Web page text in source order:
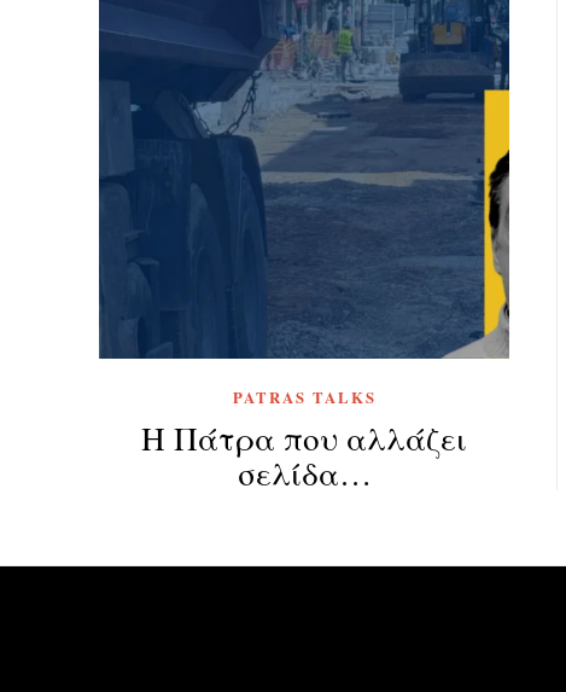
PATRAS TALKS
Η Πάτρα που αλλάζει
σελίδα…